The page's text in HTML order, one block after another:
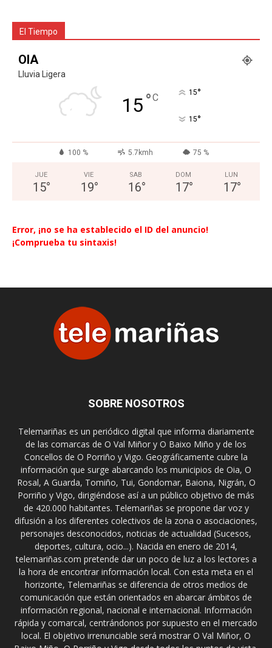
El Tiempo
OIA
Lluvia Ligera
15°C 15°
15°
100 % 5.7kmh 75 %
JUE
15°
VIE
19°
SAB
16°
DOM
17°
LUN
17°
Error, ¡no se ha establecido el ID del anuncio!
¡Comprueba tu sintaxis!
SOBRE NOSOTROS
Telemariñas es un periódico digital que informa diariamente
de las comarcas de O Val Miñor y O Baixo Miño y de los
Concellos de O Porriño y Vigo. Geográficamente cubre la
información que surge abarcando los municipios de Oia, O
Rosal, A Guarda, Tomiño, Tui, Gondomar, Baiona, Nigrán, O
Porriño y Vigo, dirigiéndose así a un público objetivo de más
de 420.000 habitantes. Telemariñas se propone dar voz y
difusión a los diferentes colectivos de la zona o asociaciones,
personajes desconocidos, noticias de actualidad (Sucesos,
deportes, cultura, ocio...). Nacida en enero de 2014,
telemariñas.com pretende dar un poco de luz a los lectores a
la hora de encontrar información local. Con esta meta en el
horizonte, Telemariñas se diferencia de otros medios de
comunicación que están orientados en abarcar ámbitos de
información regional, nacional e internacional. Información
rápida y comarcal, centrándonos por supuesto en el mercado
local. El objetivo irrenunciable será mostrar O Val Miñor, O